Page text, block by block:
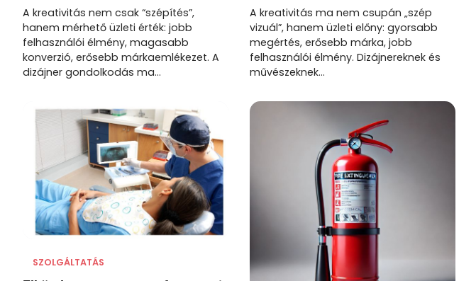
A kreativitás nem csak “szépítés”,
hanem mérhető üzleti érték: jobb
felhasználói élmény, magasabb
konverzió, erősebb márkaemlékezet. A
dizájner gondolkodás ma…
A kreativitás ma nem csupán „szép
vizuál”, hanem üzleti előny: gyorsabb
megértés, erősebb márka, jobb
felhasználói élmény. Dizájnereknek és
művészeknek…
SZOLGÁLTATÁS